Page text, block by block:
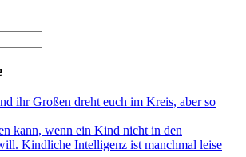
ihr Großen dreht euch im Kreis, aber so
kann, wenn ein Kind nicht in den
Kindliche Intelligenz ist manchmal leise